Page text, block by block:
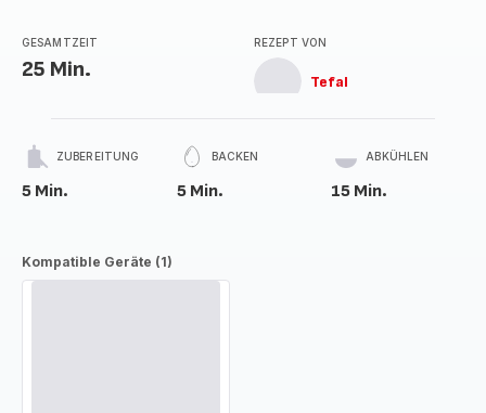
GESAMTZEIT
25 Min.
REZEPT VON
Tefal
ZUBEREITUNG
5 Min.
BACKEN
5 Min.
ABKÜHLEN
15 Min.
Kompatible Geräte (1)